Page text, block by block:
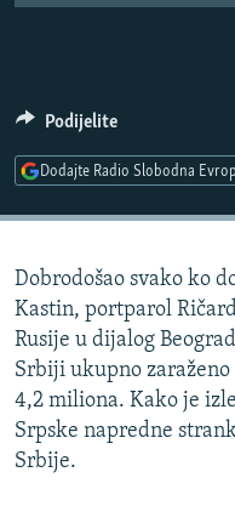
SPECIJALI RSE
VIŠE OD NASLOVA
TV LIBERTY
POST SCRIPTUM
MOJA EVROPA
TRI DECENIJE OD RATA U BIH
SVE KARTE DEJTONA
PRATITE NAS
Sve RFE/RL stranice
Podijelite
Dodajte Radio Slobodna
Dobrodošao svako ko
Kastin, portparol
Rusije u dijalog
Srbiji ukupno
4,2 miliona. Kako je
Srpske napredne
Srbije.